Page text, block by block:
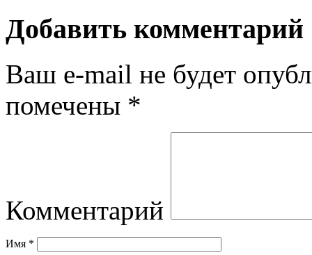
Добавить комментарий
Ваш e-mail не будет
помечены *
Комментарий
Имя *